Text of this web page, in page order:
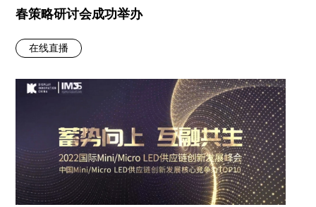
春策略研讨会成功举办
在线直播